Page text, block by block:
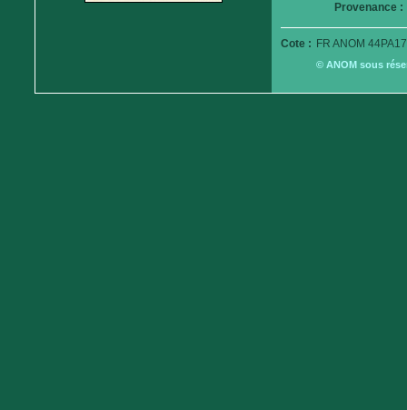
Provenance :
Cote : FR ANOM
© ANOM sous